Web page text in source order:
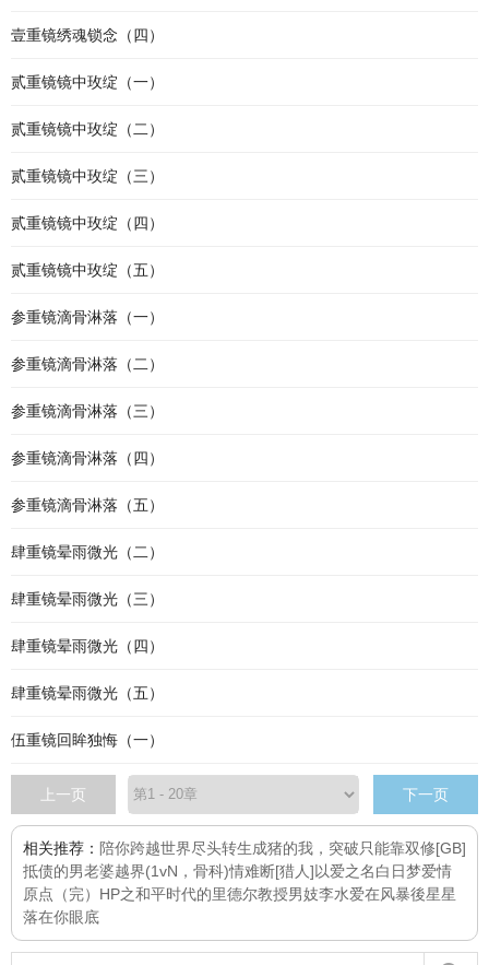
壹重镜绣魂锁念（四）
贰重镜镜中玫绽（一）
贰重镜镜中玫绽（二）
贰重镜镜中玫绽（三）
贰重镜镜中玫绽（四）
贰重镜镜中玫绽（五）
参重镜滴骨淋落（一）
参重镜滴骨淋落（二）
参重镜滴骨淋落（三）
参重镜滴骨淋落（四）
参重镜滴骨淋落（五）
肆重镜晕雨微光（二）
肆重镜晕雨微光（三）
肆重镜晕雨微光（四）
肆重镜晕雨微光（五）
伍重镜回眸独悔（一）
上一页 下一页
相关推荐： 陪你跨越世界尽头转生成猪的我，突破只能靠双修[GB]
抵债的男老婆越界(1vN，骨科)情难断[猎人]以爱之名白日梦爱情
原点（完） HP之和平时代的里德尔教授男妓李水爱在风暴後星星
落在你眼底